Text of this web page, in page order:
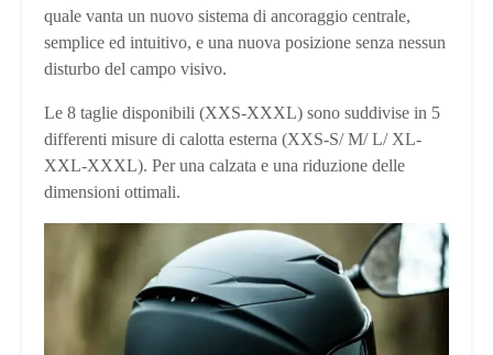
quale vanta un nuovo sistema di ancoraggio centrale,
semplice ed intuitivo, e una nuova posizione senza nessun
disturbo del campo visivo.
Le 8 taglie disponibili (XXS-XXXL) sono suddivise in 5
differenti misure di calotta esterna (XXS-S/ M/ L/ XL-
XXL-XXXL). Per una calzata e una riduzione delle
dimensioni ottimali.